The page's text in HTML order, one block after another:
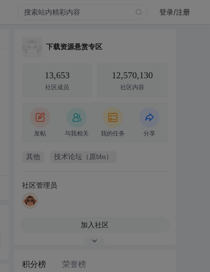
登录/注册
下载资源悬赏专区
13,653
社区成员
12,570,130
社区内容
发帖 与我相关 我的任务 分享
其他 技术论坛（原bbs）
社区管理员
加入社区
积分榜 荣誉榜